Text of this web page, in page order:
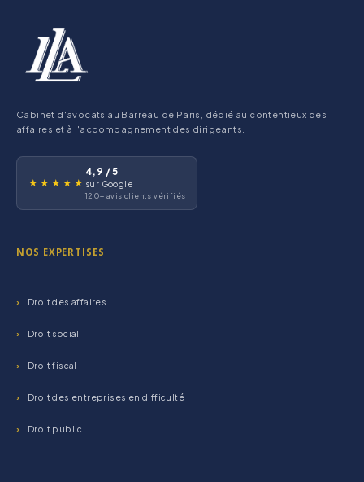
Cabinet d'avocats au Barreau de Paris, dédié au contentieux des
affaires et à l'accompagnement des dirigeants.
★★★★★
4,9 / 5
sur Google
120+ avis clients vérifiés
NOS EXPERTISES
Droit des affaires
Droit social
Droit fiscal
Droit des entreprises en difficulté
Droit public